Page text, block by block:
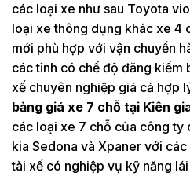
các loại xe như sau Toyota
loại xe thông dụng khác xe 4
mới phù hợp với vận chuyển
các tỉnh có chế độ đăng kiểm
xế chuyên nghiệp giá cả hợp
bảng giá xe 7 chỗ tại Kiên
các loại xe 7 chỗ của công ty
kia Sedona và Xpaner với
tài xế có nghiệp vụ kỹ năng